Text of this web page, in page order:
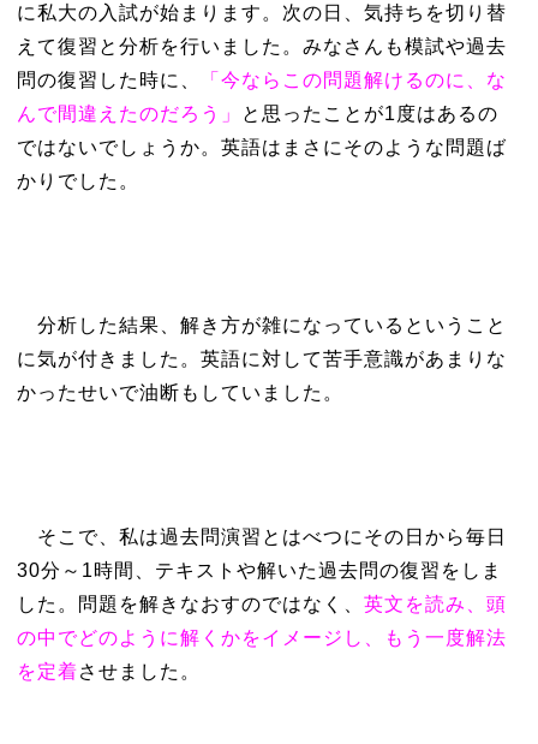
に私大の入試が始まります。次の日、気持ちを切り替
えて復習と分析を行いました。みなさんも模試や過去
問の復習した時に、
「今ならこの問題解けるのに、な
んで間違えたのだろう」
と思ったことが1度はあるの
ではないでしょうか。英語はまさにそのような問題ば
かりでした。
分析した結果、解き方が雑になっているということ
に気が付きました。英語に対して苦手意識があまりな
かったせいで油断もしていました。
そこで、私は過去問演習とはべつにその日から毎日
30分～1時間、テキストや解いた過去問の復習をしま
した。問題を解きなおすのではなく、 英文を読み、頭
の中でどのように解くかをイメージし、もう一度解法
を定着させました。